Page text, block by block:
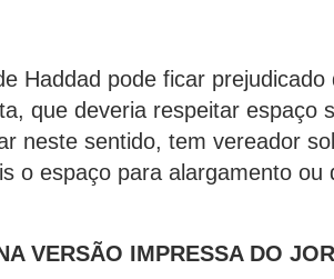
Haddad pode ficar
que deveria respeitar espaço
neste sentido, tem vereador
o espaço para alargamento ou
VERSÃO IMPRESSA DO